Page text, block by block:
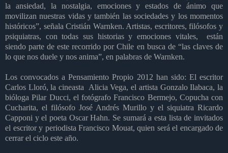
la ansiedad, la nostalgia, emociones y estados de ánimo que
movilizan nuestras vidas y también las sociedades y los momentos
históricos”, señala Cristián Warnken. Artistas, escritores, filósofos y
psiquiatras, con todas sus historias y emociones vitales, están
siendo parte de este recorrido por Chile en busca de “las claves de
lo que nos duele y nos anima”, en palabras de Warnken.
Los convocados a Pensamiento Propio 2012 han sido: El escritor
Carlos Lloró, la cineasta Alicia Vega, el artista Gonzalo Ilabaca, la
bióloga Pilar Ducci, el fotógrafo Francisco Bermejo, Copucha con
Cucharita, el filósofo José Andrés Murillo y el siquiatra Ricardo
Capponi y el poeta Oscar Hahn. Se sumará a esta lista de invitados
el escritor y periodista Francisco Mouat, quien será el encargado de
cerrar el ciclo este año.